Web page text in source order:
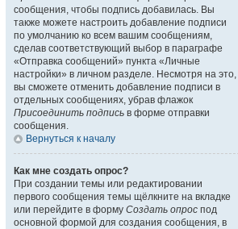
сообщения, чтобы подпись добавилась. Вы
также можете настроить добавление подписи
по умолчанию ко всем вашим сообщениям,
сделав соответствующий выбор в параграфе
«Отправка сообщений» пункта «Личные
настройки» в личном разделе. Несмотря на это,
вы сможете отменить добавление подписи в
отдельных сообщениях, убрав флажок
Присоединить подпись в форме отправки
сообщения.
Вернуться к началу
Как мне создать опрос?
При создании темы или редактировании
первого сообщения темы щёлкните на вкладке
или перейдите в форму Создать опрос под
основной формой для создания сообщения, в